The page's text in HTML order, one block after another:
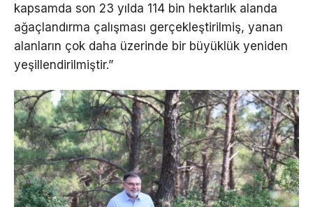
kapsamda son 23 yılda 114 bin hektarlık alanda
ağaçlandırma çalışması gerçekleştirilmiş, yanan
alanların çok daha üzerinde bir büyüklük yeniden
yeşillendirilmiştir.”